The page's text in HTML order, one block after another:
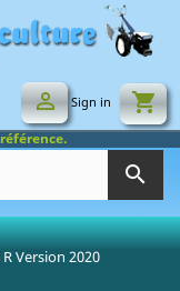
shopping_cart
 Sign in
search
R Version 2020